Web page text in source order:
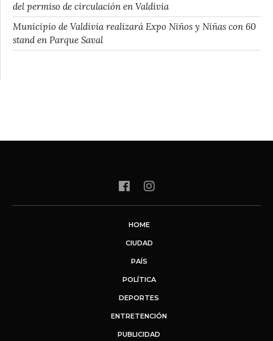
del permiso de circulación en Valdivia
Municipio de Valdivia realizará Expo Niños y Niñas con 60
stand en Parque Saval
HOME
CIUDAD
PAÍS
POLÍTICA
DEPORTES
ENTRETENCIÓN
PUBLICIDAD